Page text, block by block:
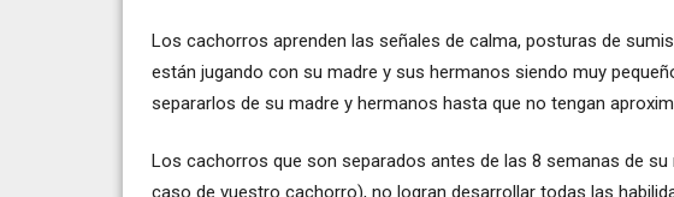
Los cachorros aprenden las señales de calma, posturas de
están jugando con su madre y sus hermanos siendo muy
separarlos de su madre y hermanos hasta que no tengan
Los cachorros que son separados antes de las 8 semanas de
caso de vuestro cachorro), no logran desarrollar todas las